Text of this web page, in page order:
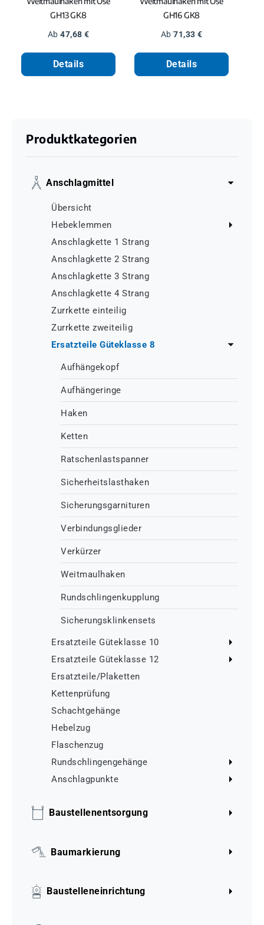
GH13 GK8
Regulärer Preis:
Ab 47,68 €
Details
GH16 GK8
Regulärer Preis:
Ab 71,33 €
Details
Produktkategorien
Anschlagmittel
Übersicht
Hebeklemmen
Anschlagkette 1 Strang
Anschlagkette 2 Strang
Anschlagkette 3 Strang
Anschlagkette 4 Strang
Zurrkette einteilig
Zurrkette zweiteilig
Ersatzteile Güteklasse 8
Aufhängekopf
Aufhängeringe
Haken
Ketten
Ratschenlastspanner
Sicherheitslasthaken
Sicherungsgarnituren
Verbindungsglieder
Verkürzer
Weitmaulhaken
Rundschlingenkupplung
Sicherungsklinkensets
Ersatzteile Güteklasse 10
Ersatzteile Güteklasse 12
Ersatzteile/Plaketten
Kettenprüfung
Schachtgehänge
Hebelzug
Flaschenzug
Rundschlingengehänge
Anschlagpunkte
Baustellenentsorgung
Baumarkierung
Baustelleneinrichtung